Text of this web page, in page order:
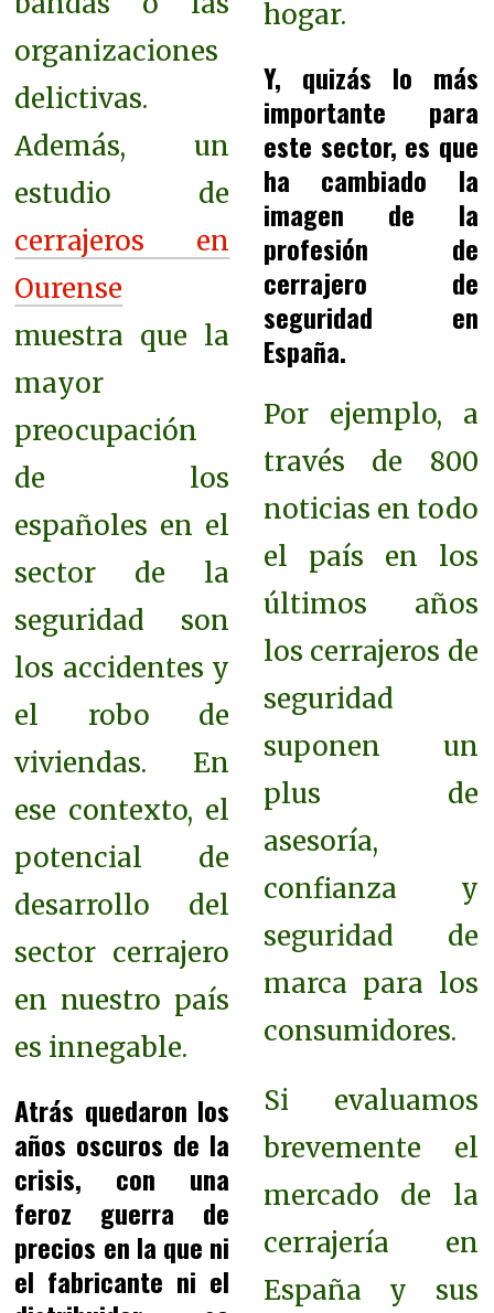
organizaciones
delictivas.
Además, un
estudio de
cerrajeros en
Ourense
muestra que la
mayor
preocupación
de los
españoles en el
sector de la
seguridad son
los accidentes y
el robo de
viviendas. En
ese contexto, el
potencial de
desarrollo del
sector cerrajero
en nuestro país
es innegable.
Atrás quedaron los
años oscuros de la
crisis, con una
feroz guerra de
precios en la que ni
el fabricante ni el
hogar.
Y, quizás lo más
importante para
este sector, es que
ha cambiado la
imagen de la
profesión de
cerrajero de
seguridad en
España.
Por ejemplo, a
través de 800
noticias en todo
el país en los
últimos años
los cerrajeros de
seguridad
suponen un
plus de
asesoría,
confianza y
seguridad de
marca para los
consumidores.
Si evaluamos
brevemente el
mercado de la
cerrajería en
España y sus